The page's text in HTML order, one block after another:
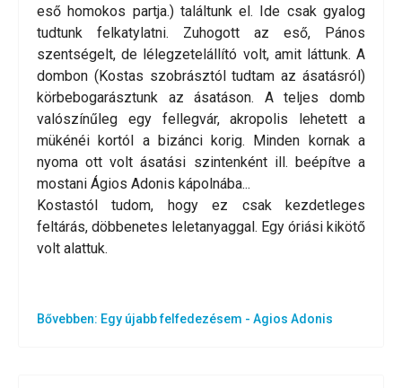
eső homokos partja.) találtunk el. Ide csak gyalog
tudtunk felkatylatni. Zuhogott az eső, Pános
szentségelt, de lélegzetelállító volt, amit láttunk. A
dombon (Kostas szobrásztól tudtam az ásatásról)
körbebogarásztunk az ásatáson. A teljes domb
valószínűleg egy fellegvár, akropolis lehetett a
mükénéi kortól a bizánci korig. Minden kornak a
nyoma ott volt ásatási szintenként ill. beépítve a
mostani Ágios Adonis kápolnába...
Kostastól tudom, hogy ez csak kezdetleges
feltárás, döbbenetes leletanyaggal. Egy óriási kikötő
volt alattuk.
Bővebben: Egy újabb felfedezésem - Agios Adonis